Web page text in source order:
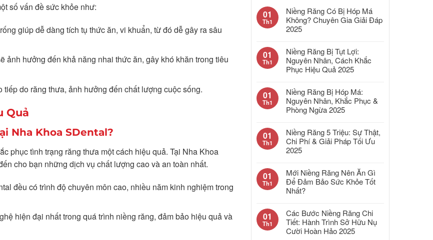
số vấn đề sức khỏe như:
giúp dễ dàng tích tụ thức ăn, vi khuẩn, từ đó dễ gây ra sâu
ảnh hưởng đến khả năng nhai thức ăn, gây khó khăn trong tiêu
do răng thưa, ảnh hưởng đến chất lượng cuộc sống.
Quả
Nha Khoa SDental?
phục tình trạng răng thưa một cách hiệu quả. Tại Nha Khoa
cho bạn những dịch vụ chất lượng cao và an toàn nhất.
đều có trình độ chuyên môn cao, nhiều năm kinh nghiệm trong
hiện đại nhất trong quá trình niềng răng, đảm bảo hiệu quả và
01
Th1
Niềng Răng Có Bị Hóp Má
Không? Chuyên Gia Giải Đáp
2025
01
Th1
Niềng Răng Bị Tụt Lợi:
Nguyên Nhân, Cách Khắc
Phục Hiệu Quả 2025
01
Th1
Niềng Răng Bị Hóp Má:
Nguyên Nhân, Khắc Phục &
Phòng Ngừa 2025
01
Th1
Niềng Răng 5 Triệu: Sự Thật,
Chi Phí & Giải Pháp Tối Ưu
2025
01
Th1
Mới Niềng Răng Nên Ăn Gì
Để Đảm Bảo Sức Khỏe Tốt
Nhất?
01
Th1
Các Bước Niềng Răng Chi
Tiết: Hành Trình Sở Hữu Nụ
Cười Hoàn Hảo 2025